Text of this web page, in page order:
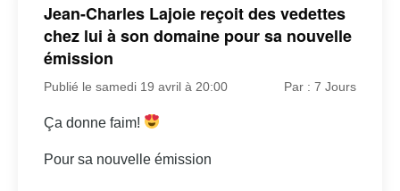
Jean-Charles Lajoie reçoit des vedettes
chez lui à son domaine pour sa nouvelle
émission
Publié le samedi 19 avril à 20:00 Par : 7 Jours
Ça donne faim!
Pour sa nouvelle émission